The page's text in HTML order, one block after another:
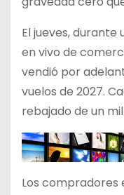
El jueves,
en vivo de
vendió por
vuelos de 2027.
rebajado de un
Los compradores